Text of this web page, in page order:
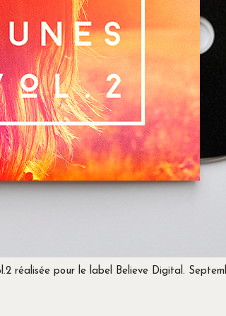
réalisée pour le label Believe Digital.